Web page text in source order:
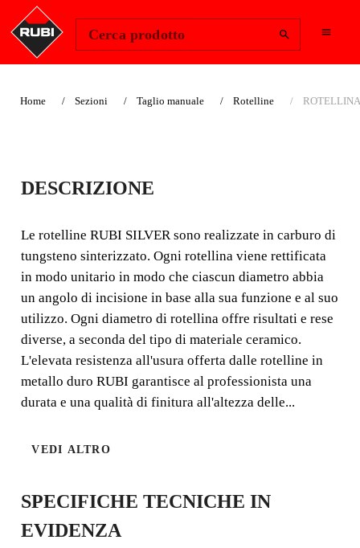
Cerca prodotto
Home Sezioni Taglio manuale Rotelline
ROTELLINA Ø 18
MM. SILVER
Le rotelline RUBI SILVER sono realizzate in carburo di
tungsteno sinterizzato. Ogni rotellina viene rettificata in
modo unitario in modo che ciascun diametro abbia un
angolo di incisione in base alla sua funzione e al suo
utilizzo. Ogni diametro di rotellina offre risultati e rese
diverse, a seconda del tipo di materiale ceramico.
DESCRIZIONE
Le rotelline RUBI SILVER sono realizzate in carburo di
tungsteno sinterizzato. Ogni rotellina viene rettificata
in modo unitario in modo che ciascun diametro abbia
un angolo di incisione in base alla sua funzione e al suo
utilizzo. Ogni diametro di rotellina offre risultati e rese
diverse, a seconda del tipo di materiale ceramico.
L'elevata resistenza all'usura offerta dalle rotelline in
metallo duro RUBI garantisce al professionista una
durata e una qualità di finitura all'altezza delle...
VEDI ALTRO
SPECIFICHE TECNICHE IN
EVIDENZA